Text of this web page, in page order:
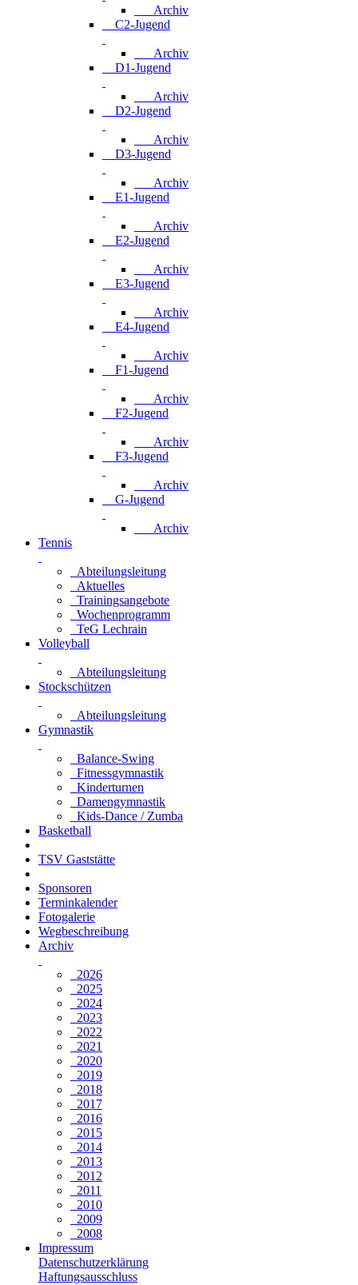
Archiv
C2-Jugend
Archiv
D1-Jugend
Archiv
D2-Jugend
Archiv
D3-Jugend
Archiv
E1-Jugend
Archiv
E2-Jugend
Archiv
E3-Jugend
Archiv
E4-Jugend
Archiv
F1-Jugend
Archiv
F2-Jugend
Archiv
F3-Jugend
Archiv
G-Jugend
Archiv
Tennis
Abteilungsleitung
Aktuelles
Trainingsangebote
Wochenprogramm
TeG Lechrain
Volleyball
Abteilungsleitung
Stockschützen
Abteilungsleitung
Gymnastik
Balance-Swing
Fitnessgymnastik
Kinderturnen
Damengymnastik
Kids-Dance / Zumba
Basketball
TSV Gaststätte
Sponsoren
Terminkalender
Fotogalerie
Wegbeschreibung
Archiv
2026
2025
2024
2023
2022
2021
2020
2019
2018
2017
2016
2015
2014
2013
2012
2011
2010
2009
2008
Impressum
Datenschutzerklärung
Haftungsausschluss